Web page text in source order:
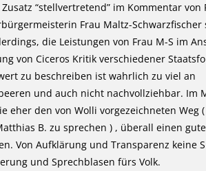
“stellvertretend” im Kommentar von
Frau Maltz-Schwarzfischer
die Leistungen von Frau M-S im
von Ciceros Kritik verschiedener
zu beschreiben ist wahrlich zu viel an
und auch nicht nachvollziehbar. Im
eher den von Wolli vorgezeichneten Weg
B. zu sprechen ) , überall einen
Von Aufklärung und Transparenz keine
und Sprechblasen fürs Volk.